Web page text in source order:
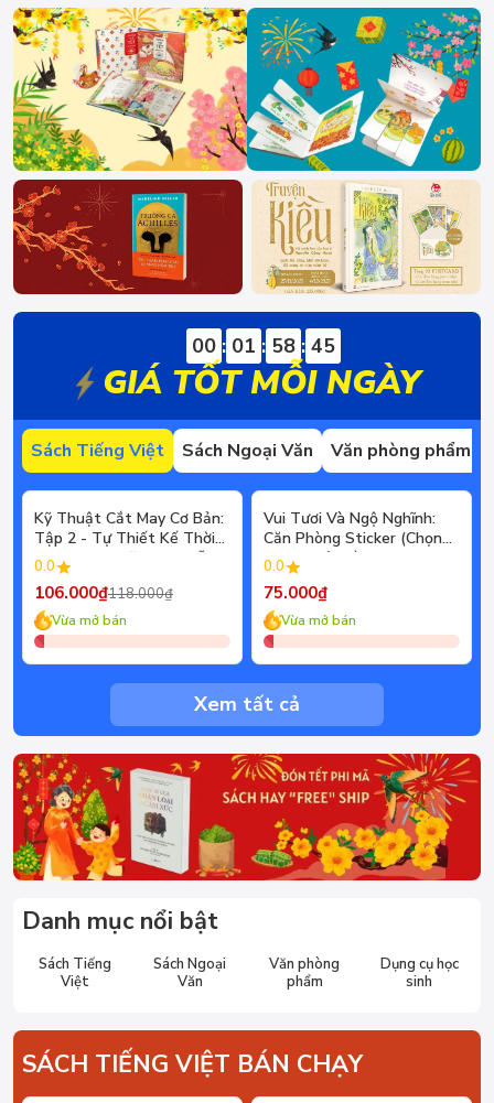
GIÁ TỐT MỖI NGÀY
00 : 01 : 58 : 44
Sách Tiếng Việt Sách Ngoại Văn Văn phòng phẩm
- 10%
Kỹ Thuật Cắt May Cơ Bản:
Tập 2 - Tự Thiết Kế Thời
Trang Nam Nữ - Tạo Mẫu
Rập - Kỹ Thuật Nhảy Size
0.0
106.000₫118.000₫
Vừa mở bán
Vui Tươi Và Ngộ Nghĩnh:
Căn Phòng Sticker (Chọn
Theo Chủ Đề) - Hơn 250
Sticker
0.0
75.000₫
Vừa mở bán
Xem tất cả
Danh mục nổi bật
Sách Tiếng
Việt
Sách Ngoại
Văn
Văn phòng
phẩm
Dụng cụ học
sinh
SÁCH TIẾNG VIỆT BÁN CHẠY